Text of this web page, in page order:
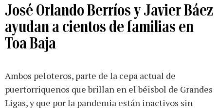
José Orlando Berríos y Javier Báez
ayudan a cientos de familias en
Toa Baja
Ambos peloteros, parte de la cepa actual de
puertorriqueños que brillan en el béisbol de Grandes
Ligas, y que por la pandemia están inactivos sin